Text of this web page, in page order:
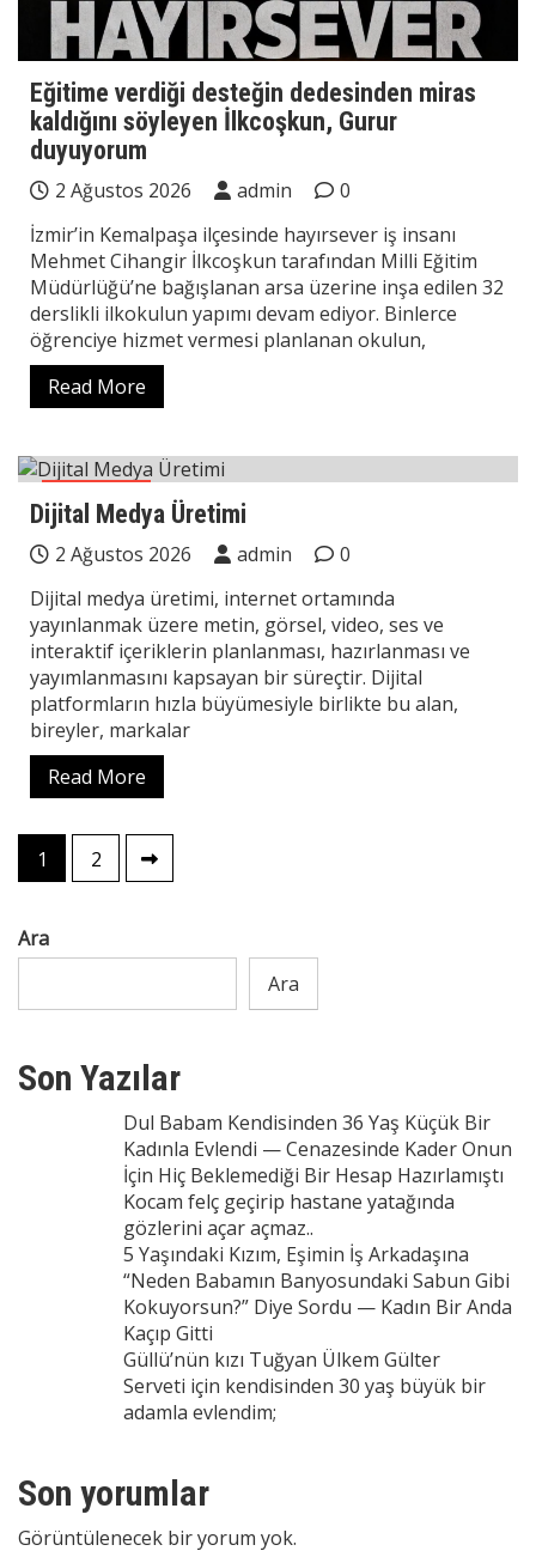
Eğitime verdiği desteğin dedesinden miras
kaldığını söyleyen İlkcoşkun, Gurur
duyuyorum
2 Ağustos 2026 admin
0
İzmir’in Kemalpaşa ilçesinde hayırsever iş insanı
Mehmet Cihangir İlkcoşkun tarafından Milli Eğitim
Müdürlüğü’ne bağışlanan arsa üzerine inşa edilen 32
derslikli ilkokulun yapımı devam ediyor. Binlerce
öğrenciye hizmet vermesi planlanan okulun,
Read More
Teknoloji
Dijital Medya Üretimi
2 Ağustos 2026 admin
0
Dijital medya üretimi, internet ortamında
yayınlanmak üzere metin, görsel, video, ses ve
interaktif içeriklerin planlanması, hazırlanması ve
yayımlanmasını kapsayan bir süreçtir. Dijital
platformların hızla büyümesiyle birlikte bu alan,
bireyler, markalar
Read More
Yazı
sayfalaması
1 2
Ara
Ara
Son Yazılar
Dul Babam Kendisinden 36 Yaş Küçük Bir
Kadınla Evlendi — Cenazesinde Kader Onun
İçin Hiç Beklemediği Bir Hesap Hazırlamıştı
Kocam felç geçirip hastane yatağında
gözlerini açar açmaz..
5 Yaşındaki Kızım, Eşimin İş Arkadaşına
“Neden Babamın Banyosundaki Sabun Gibi
Kokuyorsun?” Diye Sordu — Kadın Bir Anda
Kaçıp Gitti
Güllü’nün kızı Tuğyan Ülkem Gülter
Serveti için kendisinden 30 yaş büyük bir
adamla evlendim;
Son yorumlar
Görüntülenecek bir yorum yok.